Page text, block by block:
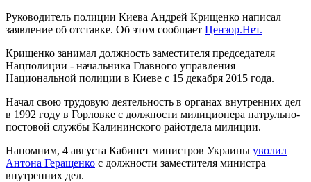
Руководитель полиции Киева Андрей Крищенко написал
заявление об отставке. Об этом сообщает Цензор.Нет.
Крищенко занимал должность заместителя председателя
Нацполиции - начальника Главного управления
Национальной полиции в Киеве с 15 декабря 2015 года.
Начал свою трудовую деятельность в органах внутренних дел
в 1992 году в Горловке с должности милиционера патрульно-
постовой службы Калининского райотдела милиции.
Напомним, 4 августа Кабинет министров Украины уволил
Антона Геращенко с должности заместителя министра
внутренних дел.